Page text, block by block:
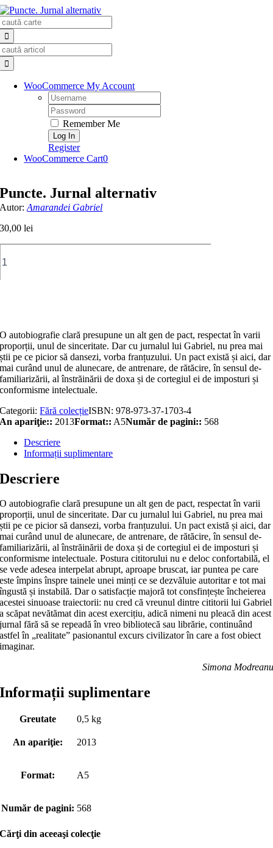
Skip
to
content
WooCommerce My Account
Username:
Password:
Remember Me
Register
WooCommerce Cart0
Puncte. Jurnal alternativ
Autor:Amarandei Gabriel
30,00lei
O autobiografie clară presupune un alt gen de pact, respectat în varii
proporții, unul de sinceritate. Dar cu jurnalul lui Gabriel, nu prea mai
știi pe ce picior să dansezi, vorba franțuzului. Un pact există și aici, dar
mai curând unul de alunecare, de antrenare, de rătăcire, în sensul de-
familiarizării, al înstrăinării de doxa și de cortegiul ei de imposturi și
conformisme intelectuale.
Categorii:Fără colecțieISBN:978-973-37-1703-4
An apariţie:: 2013Format:: A5Număr de pagini:: 568
Descriere
Informații suplimentare
Descriere
O autobiografie clară presupune un alt gen de pact, respectat în varii
proporții, unul de sinceritate. Dar cu jurnalul lui Gabriel, nu prea mai
știi pe ce picior să dansezi, vorba franțuzului. Un pact există și aici, dar
mai curând unul de alunecare, de antrenare, de rătăcire, în sensul de-
familiarizării, al înstrăinării de doxa și de cortegiul ei de imposturi și
conformisme intelectuale. Postura cititorului nu e deloc confortabilă, el
se vede adesea interpelat abrupt, aproape bruscat, iar puntea pe care
este împins înspre tainele unei minți ce se dezvăluie autoritar e tot mai
îngustă și instabilă. Dar o satisfacție majoră tot consfințește încheierea
acestei sinuoase traiectorii: nu cred că vreunul dintre cititorii lui Gabriel
a scăpat nevătămat din acest exercițiu, adică nimeni nu pleacă din acest
jurnal fără să se repeadă în vreo bibliotecă sau librărie, continuând
astfel în „realitate” pasionantul excurs civilizator în care a fost obiect
imaginar.
Simona Modreanu
Informații suplimentare
Greutate 0,5 kg
An apariţie: 2013
Format: A5
Număr de pagini: 568
Cărţi din aceeaşi colecţie